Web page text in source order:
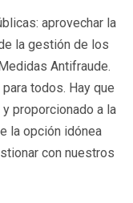
aprovechar la
la gestión de los
Antifraude.
todos. Hay que
proporcionado a la
la opción idónea
con nuestros